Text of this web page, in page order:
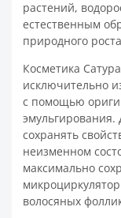
растений,
естественным
природного
Косметика
исключительно
с помощью
эмульгирования.
сохранять
неизменном
максимально
волосяных